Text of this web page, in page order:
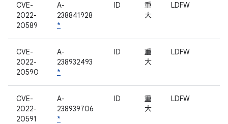
CVE-
2022-
20589
A-
238841928
*
ID
重
大
LDFW
CVE-
2022-
20590
A-
238932493
*
ID
重
大
LDFW
CVE-
2022-
20591
A-
238939706
*
ID
重
大
LDFW